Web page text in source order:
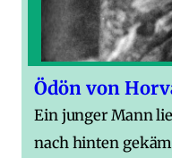
Ödön von
Ein junger Mann
nach hinten